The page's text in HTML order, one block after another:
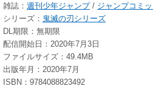
雑誌： 週刊少年ジャンプ/ ジャンプコミッ
シリーズ： 鬼滅の刃シリーズ
DL期限：無期限
配信開始日：2020年7月3日
ファイルサイズ：49.4MB
出版年月：2020年7月
ISBN：9784088823492